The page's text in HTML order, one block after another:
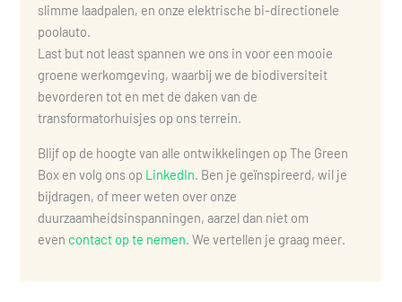
slimme laadpalen, en onze elektrische bi-directionele
poolauto.
Last but not least spannen we ons in voor een mooie
groene werkomgeving, waarbij we de biodiversiteit
bevorderen tot en met de daken van de
transformatorhuisjes op ons terrein.
Blijf op de hoogte van alle ontwikkelingen op The Green
Box en volg ons op LinkedIn. Ben je geïnspireerd, wil je
bijdragen, of meer weten over onze
duurzaamheidsinspanningen, aarzel dan niet om
even contact op te nemen. We vertellen je graag meer.